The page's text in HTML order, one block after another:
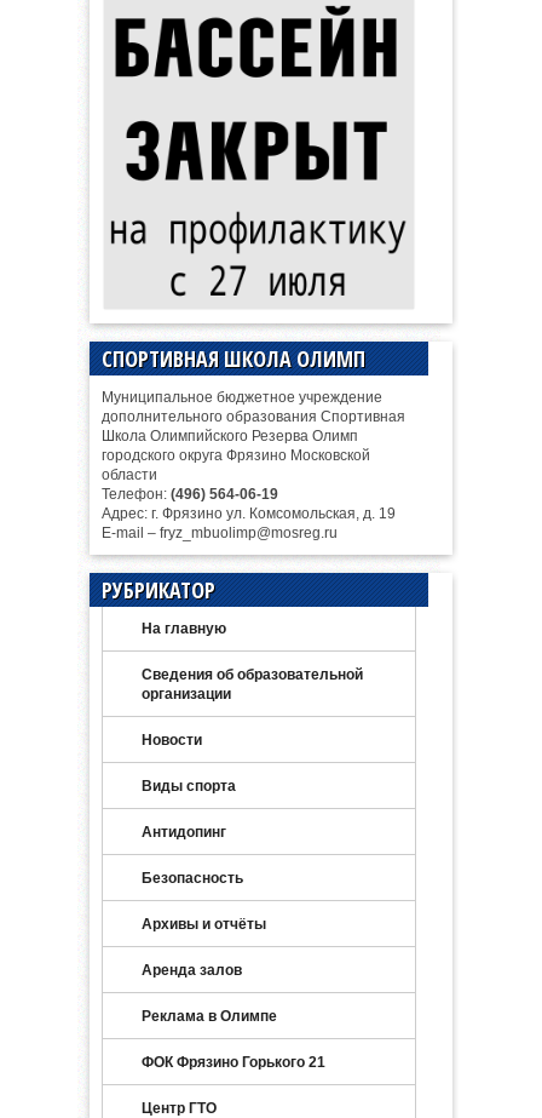
СПОРТИВНАЯ ШКОЛА ОЛИМП
Муниципальное бюджетное учреждение
дополнительного образования Спортивная
Школа Олимпийского Резерва Олимп
городского округа Фрязино Московской
области
Телефон: (496) 564-06-19
Адрес: г. Фрязино ул. Комсомольская, д. 19
E-mail – fryz_mbuolimp@mosreg.ru
РУБРИКАТОР
На главную
Сведения об образовательной
организации
Новости
Виды спорта
Антидопинг
Безопасность
Архивы и отчёты
Аренда залов
Реклама в Олимпе
ФОК Фрязино Горького 21
Центр ГТО